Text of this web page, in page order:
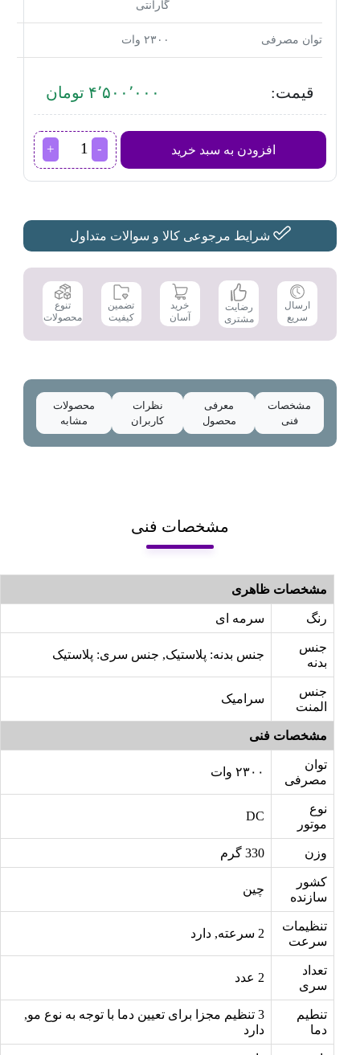
گارانتی
توان مصرفی ۲۳۰۰ وات
قیمت: ۴٬۵۰۰٬۰۰۰ تومان
افزودن به سبد خرید
سشوار
فیلیپس
شرایط مرجوعی کالا و سوالات متداول
ارسال
سریع
رضایت
مشتری
خرید
آسان
تضمین
کیفیت
تنوع
محصولات
مشخصات
فنی
معرفی
محصول
نظرات
کاربران
محصولات
مشابه
مشخصات فنی
مشخصات ظاهری
رنگ سرمه ای
جنس
بدنه
جنس بدنه: پلاستیک, جنس سری: پلاستیک
جنس
المنت
سرامیک
مشخصات فنی
توان
مصرفی
۲۳۰۰ وات
نوع
موتور
DC
وزن 330 گرم
کشور
سازنده
چین
تنظیمات
سرعت
تعداد
سری
تنطیم
دما
3 تنظیم مجزا برای تعیین دما با توجه به نوع مو,
دارد